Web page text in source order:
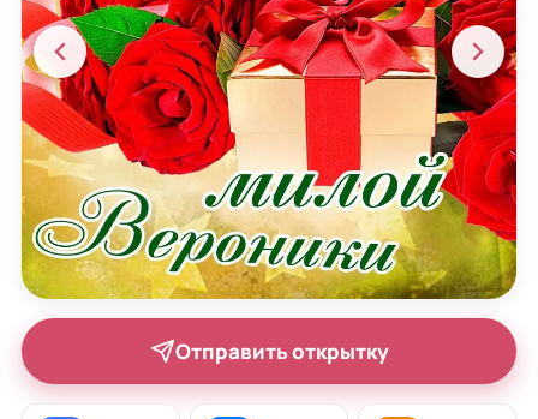
Отправить открытку